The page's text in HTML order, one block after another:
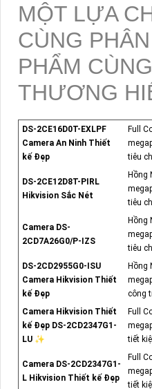
MỘT LỰA
CÙNG
PHẨM
THƯƠNG
DS-2CE16D0T-EXLPF
Camera An Ninh Thiết
kế Đẹp
Full
tiêu
DS-2CE12D8T-PIRL
Hikvision Sắc Nét
Hồng
tiêu
Camera DS-
2CD7A26G0/P-IZS
Hồng
tiêu
DS-2CD2955G0-ISU
Camera Hikvision Thiết
kế Đẹp
Hồng
công
Camera Hikvision Thiết
kế Đẹp DS-2CD2347G1-
LU ✨
Full
tiết
Camera DS-2CD2347G1-
L Hikvision Thiết kế Đẹp
Full
tiết